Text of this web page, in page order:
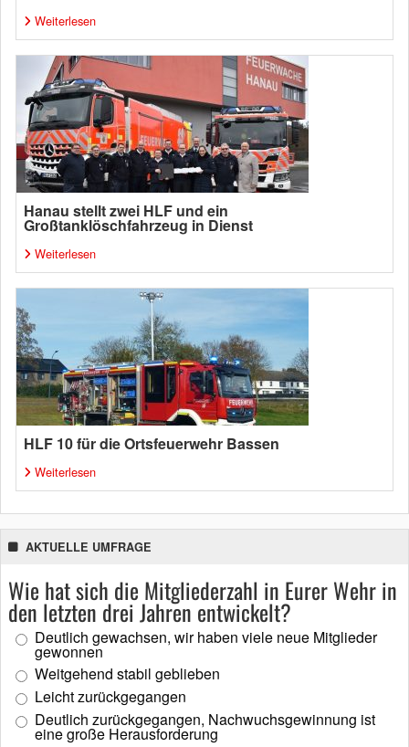
Weiterlesen
Hanau stellt zwei HLF und ein
Großtanklöschfahrzeug in Dienst
Weiterlesen
HLF 10 für die Ortsfeuerwehr Bassen
Weiterlesen
AKTUELLE UMFRAGE
Wie hat sich die Mitgliederzahl in Eurer Wehr in
den letzten drei Jahren entwickelt?
Deutlich gewachsen, wir haben viele neue Mitglieder
gewonnen
Weitgehend stabil geblieben
Leicht zurückgegangen
Deutlich zurückgegangen, Nachwuchsgewinnung ist
eine große Herausforderung